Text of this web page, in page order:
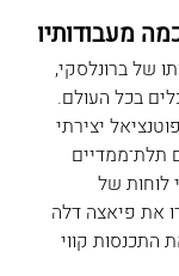
מעבודותיו
של ברונלסקי,
בכל העולם.
יצירתי
תלת־ממדיים
לוחות של
את פיאצה דלה
התכנסות קווי